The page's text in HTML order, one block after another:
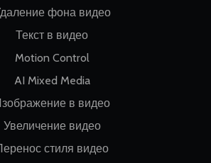
фона видео
Текст в видео
Motion Control
AI Mixed Media
в видео
Увеличение видео
стиля видео